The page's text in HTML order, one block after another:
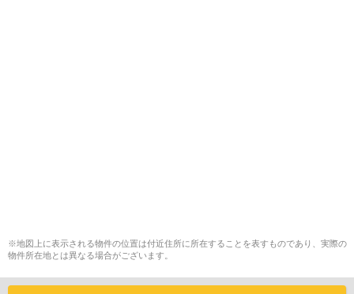
※地図上に表示される物件の位置は付近住所に所在することを表すものであり、実際の
物件所在地とは異なる場合がございます。